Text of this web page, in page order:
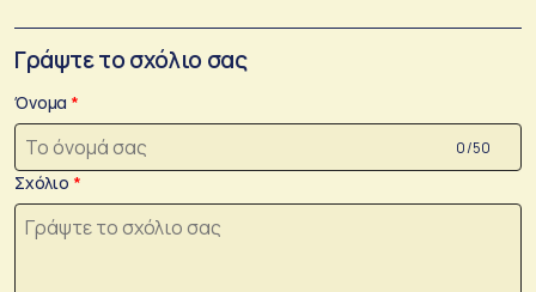
Γράψτε το σχόλιο σας
Όνομα
0 /50
Σχόλιο